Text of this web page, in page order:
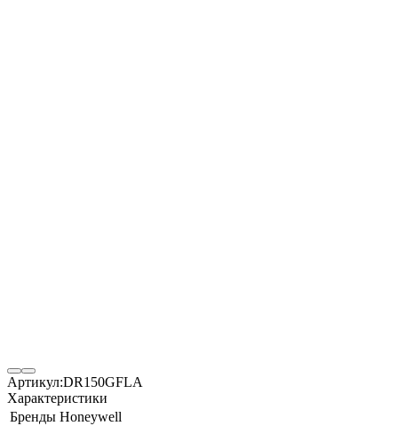
Артикул:DR150GFLA
Характеристики
Бренды Honeywell